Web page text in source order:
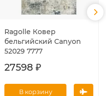
Ragolle Ковер
бельгийский Canyon
52029 7777
27598 ₽
В корзину